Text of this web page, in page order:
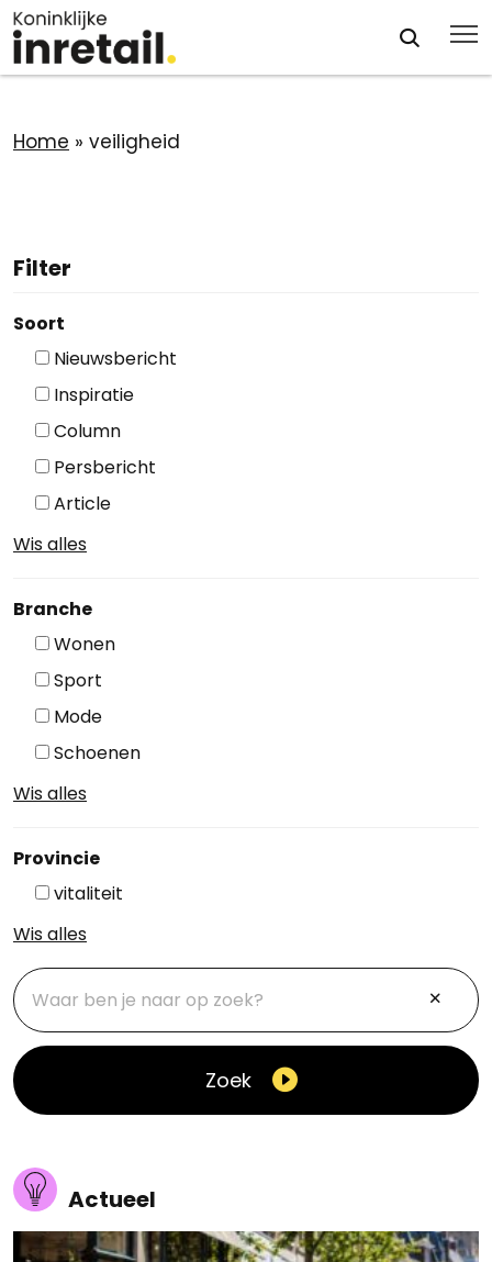
Home » veiligheid
Filter
Soort
Nieuwsbericht
Inspiratie
Column
Persbericht
Article
Wis alles
Branche
Wonen
Sport
Mode
Schoenen
Wis alles
Provincie
vitaliteit
Wis alles
Zoek
Actueel